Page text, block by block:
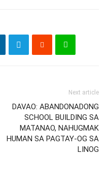
Next article
DAVAO: ABANDONADONG
SCHOOL BUILDING SA
MATANAO, NAHUGMAK
HUMAN SA PAGTAY-OG SA
LINOG